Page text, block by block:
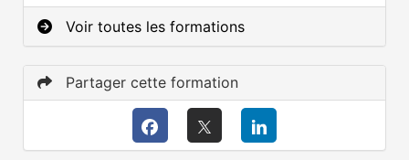
Voir toutes les formations
Partager cette formation